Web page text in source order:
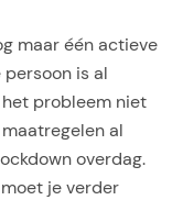
maar één actieve
is al
probleem niet
al
overdag.
je verder